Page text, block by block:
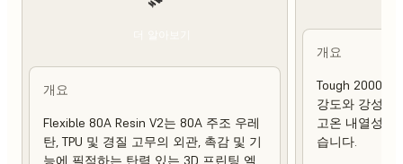
개요
Flexible 80A Resin V2는 80A 주조 우레
탄, TPU 및 경질 고무의 외관, 촉감 및 기
능에 필적하는 탄력 있는 3D 프린팅 엘
개요
Tough 2000
강도와 강성이
고온 내열성
습니다.